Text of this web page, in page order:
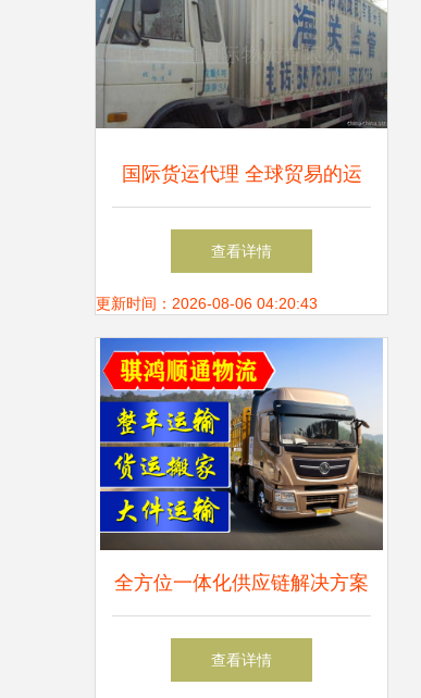
国际货运代理 全球贸易的运
输桥梁与专业服务
查看详情
更新时间：2026-08-06 04:20:43
全方位一体化供应链解决方案
专业承接整车、零担、仓储与
查看详情